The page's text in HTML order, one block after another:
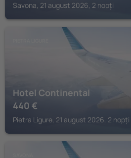
Savona, 21 august 2026, 2 nopți
Hotel Continental
440 €
Pietra Ligure, 21 august 2026, 2 nopți